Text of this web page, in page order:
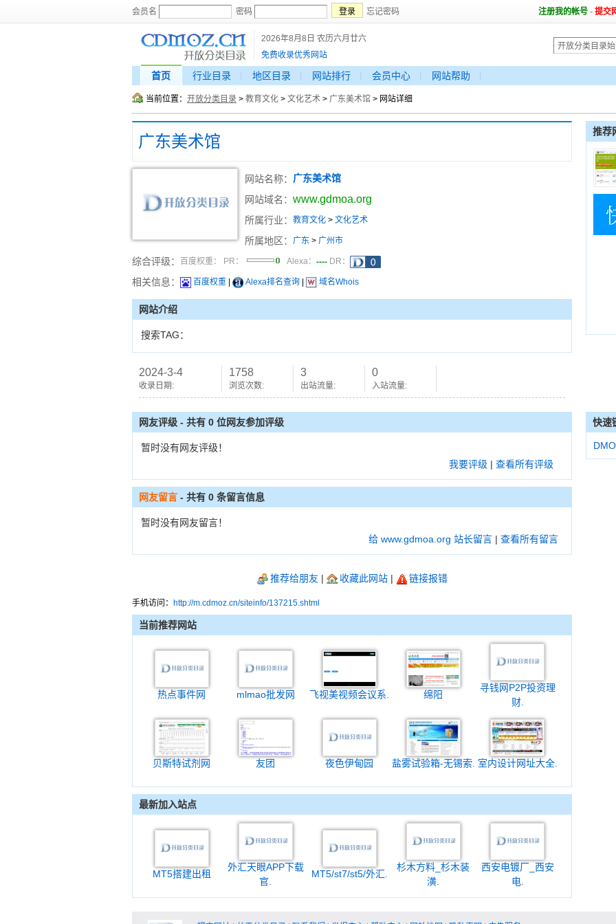
会员名 密码 忘记密码 注册我的帐号 - 提交
2026年8月8日 农历六月廿六
免费收录优秀网站
首页 行业目录 地区目录 网站排行 会员中心 网站帮助
当前位置： 开放分类目录 > 教育文化 > 文化艺术 > 广东美术馆 > 网站详细
广东美术馆
网站名称： 广东美术馆
网站域名： www.gdmoa.org
所属行业： 教育文化 > 文化艺术
所属地区： 广东 > 广州市
综合评级： 百度权重： PR： Alexa： ---- DR：
相关信息： 百度权重 Alexa排名查询 域名Whois
网站介绍
搜索TAG：
2024-3-4
收录日期:
1758
浏览次数:
3
出站流量:
0
入站流量:
推荐
网友评级 - 共有 0 位网友参加评级
暂时没有网友评级！
我要评级 | 查看所有评级
网友留言 - 共有 0 条留言信息
暂时没有网友留言！
给 www.gdmoa.org 站长留言 | 查看所有留言
推荐给朋友 | 收藏此网站| 链接报错
手机访问： http://m.cdmoz.cn/siteinfo/137215.shtml
当前推荐网站
热点事件网 mlmao批发网 飞视美视频会议系. 绵阳
寻钱网P2P投资理
财.
贝斯特试剂网 友团 夜色伊甸园 盐雾试验箱-无锡索. 室内设计网址大全.
最新加入站点
MT5搭建出租
外汇天眼APP下载
官.
MT5/st7/st5/外汇.
杉木方料_杉木装
潢.
西安电镀厂_西安
电.
快速